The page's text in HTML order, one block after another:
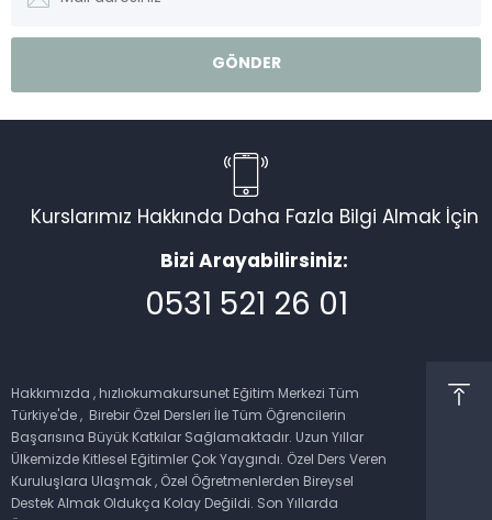
Kurslarımız Hakkında Daha Fazla Bilgi Almak İçin
Bizi Arayabilirsiniz:
0531 521 26 01
Hakkımızda , hızlıokumakursunet Eğitim Merkezi Tüm
Türkiye'de , Birebir Özel Dersleri İle Tüm Öğrencilerin
Başarısına Büyük Katkılar Sağlamaktadır. Uzun Yıllar
Ülkemizde Kitlesel Eğitimler Çok Yaygındı. Özel Ders Veren
Kuruluşlara Ulaşmak , Özel Öğretmenlerden Bireysel
Destek Almak Oldukça Kolay Değildi. Son Yıllarda
Cevap Yaz